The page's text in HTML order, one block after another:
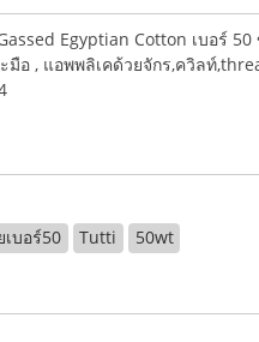
Egyptian Cotton เบอร์
มือ , แอพพลิเคด้วยจักร,ควิลท์
เบอร์50 Tutti 50wt